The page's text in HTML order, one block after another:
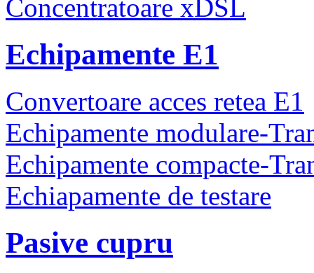
Concentratoare xDSL
Echipamente E1
Convertoare acces retea E1
Echipamente modulare-
Echipamente compacte-
Echiapamente de testare
Pasive cupru